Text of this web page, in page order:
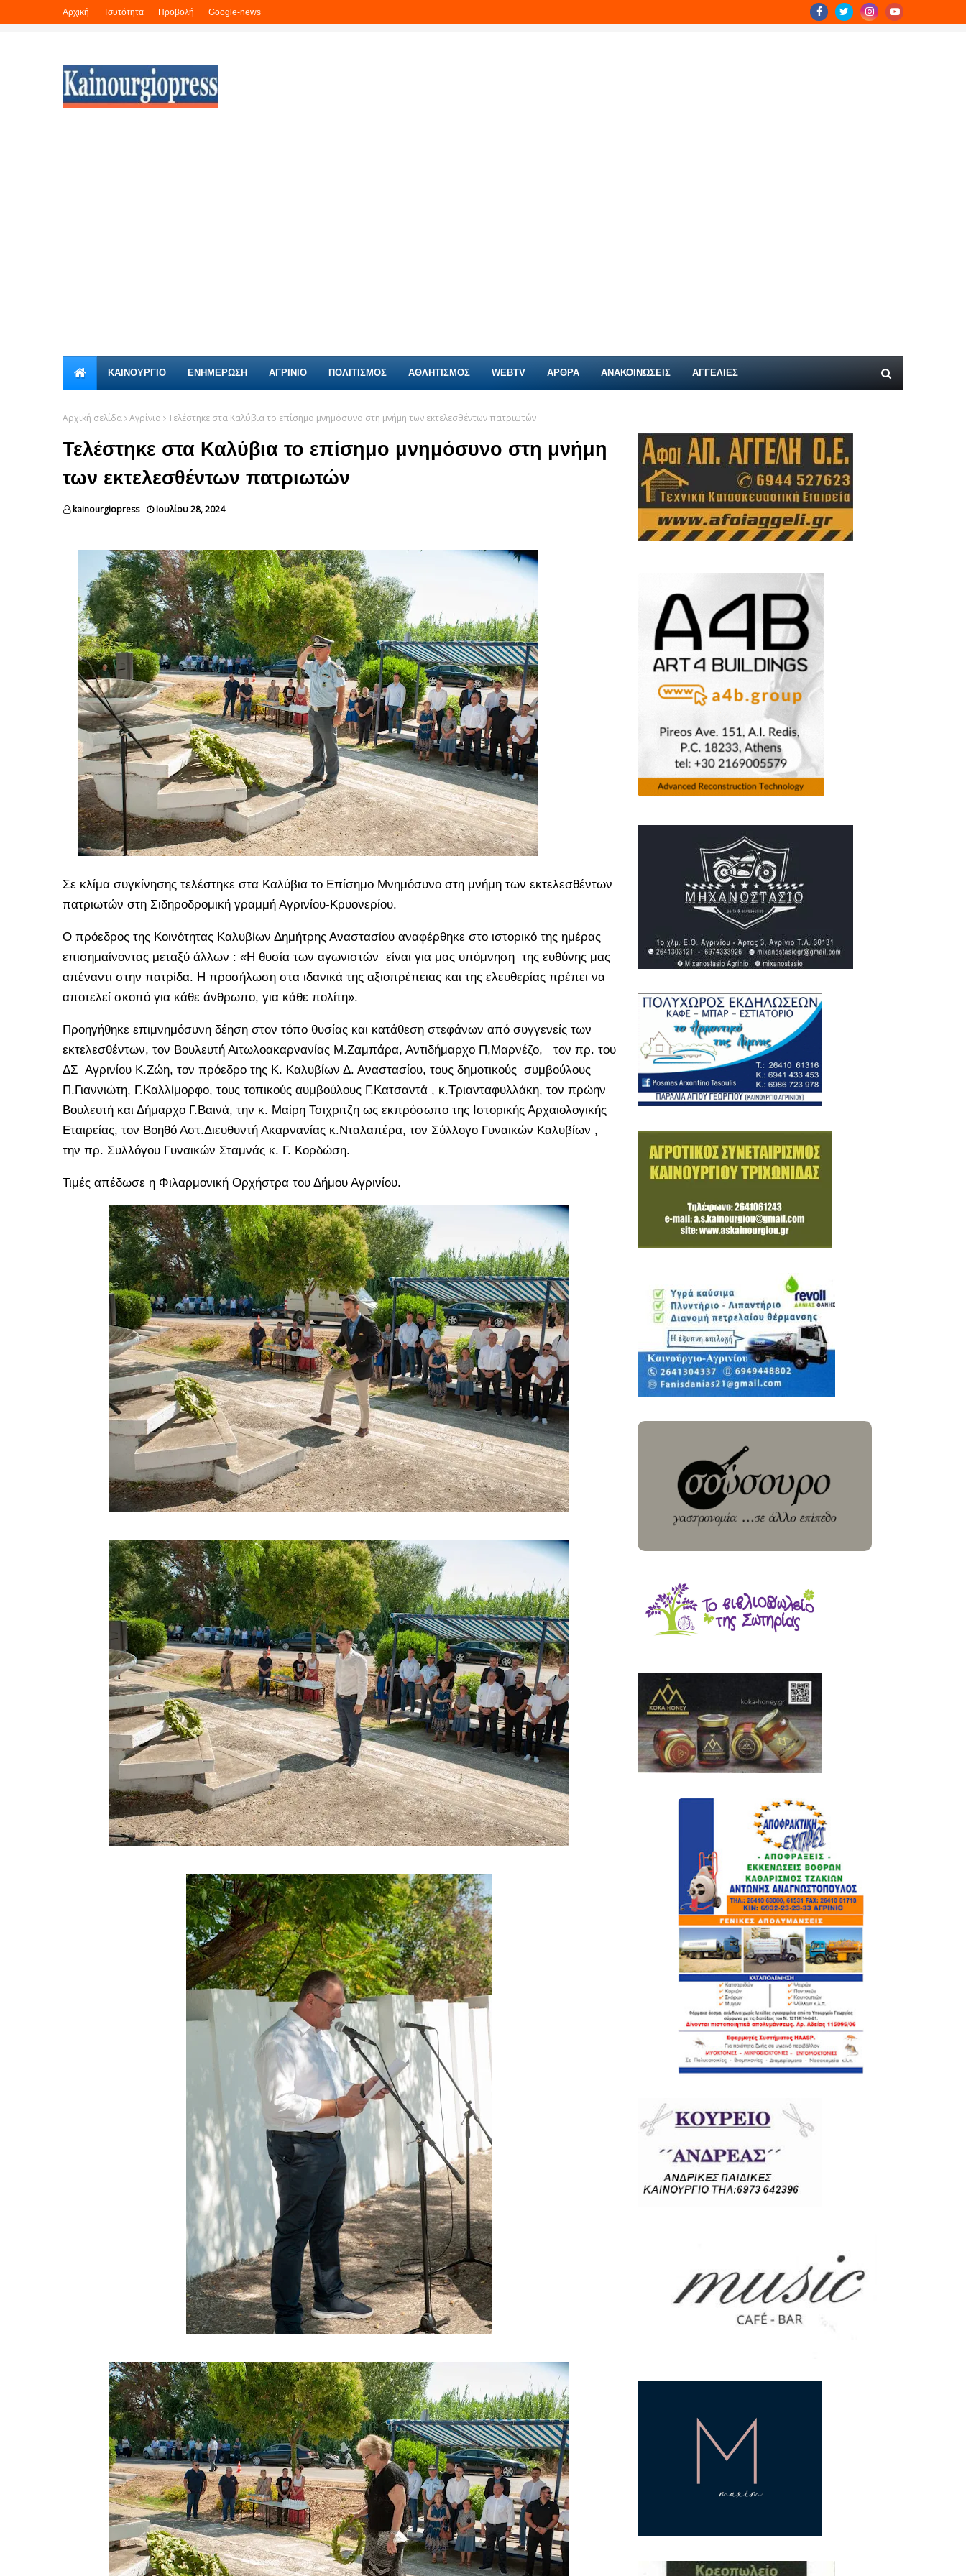
Αρχική Τσυτότητα Προβολή Google-news
ΚΑΙΝΟΎΡΓΙΟ ΕΝΗΜΕΡΩΣΗ ΑΓΡΙΝΙΟ ΠΟΛΙΤΙΣΜΟΣ ΑΘΛΗΤΙΣΜΟΣ WEBTV ΑΡΘΡΑ ΑΝΑΚΟΙΝΩΣΕΙΣ ΑΓΓΕΛΊΕΣ
Αρχική σελίδα Αγρίνιο Τελέστηκε στα Καλύβια το επίσημο μνημόσυνο στη μνήμη των εκτελεσθέντων πατριωτών
Τελέστηκε στα Καλύβια το επίσημο μνημόσυνο στη μνήμη
των εκτελεσθέντων πατριωτών
kainourgiopress Ιουλίου 28, 2024
Σε κλίμα συγκίνησης τελέστηκε στα Καλύβια το Επίσημο Μνημόσυνο στη μνήμη των εκτελεσθέντων
πατριωτών στη Σιδηροδρομική γραμμή Αγρινίου-Κρυονερίου.
Ο πρόεδρος της Κοινότητας Καλυβίων Δημήτρης Αναστασίου αναφέρθηκε στο ιστορικό της ημέρας
επισημαίνοντας μεταξύ άλλων : «Η θυσία των αγωνιστών είναι για μας υπόμνηση της ευθύνης μας
απέναντι στην πατρίδα. Η προσήλωση στα ιδανικά της αξιοπρέπειας και της ελευθερίας πρέπει να
αποτελεί σκοπό για κάθε άνθρωπο, για κάθε πολίτη».
Προηγήθηκε επιμνημόσυνη δέηση στον τόπο θυσίας και κατάθεση στεφάνων από συγγενείς των
εκτελεσθέντων, τον Βουλευτή Αιτωλοακαρνανίας Μ.Ζαμπάρα, Αντιδήμαρχο Π,Μαρνέζο, τον πρ. του
ΔΣ Αγρινίου Κ.Ζώη, τον πρόεδρο της Κ. Καλυβίων Δ. Αναστασίου, τους δημοτικούς συμβούλους
Π.Γιαννιώτη, Γ.Καλλίμορφο, τους τοπικούς αυμβούλους Γ.Κατσαντά , κ.Τριανταφυλλάκη, τον πρώην
Βουλευτή και Δήμαρχο Γ.Βαινά, την κ. Μαίρη Τσιχριτζη ως εκπρόσωπο της Ιστορικής Αρχαιολογικής
Εταιρείας, τον Βοηθό Αστ.Διευθυντή Ακαρνανίας κ.Νταλαπέρα, τον Σύλλογο Γυναικών Καλυβίων ,
την πρ. Συλλόγου Γυναικών Σταμνάς κ. Γ. Κορδώση.
Τιμές απέδωσε η Φιλαρμονική Ορχήστρα του Δήμου Αγρινίου.